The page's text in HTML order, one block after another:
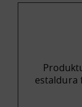
estaldura